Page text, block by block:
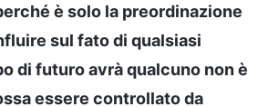
è solo la preordinazione
sul fato di qualsiasi
di futuro avrà qualcuno non è
essere controllato da